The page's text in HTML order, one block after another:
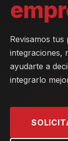
Revisamos tus
integraciones,
ayudarte a
integrarlo